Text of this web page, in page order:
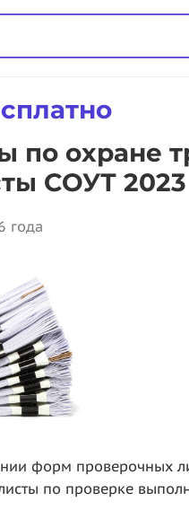
по охране
СОУТ 2023
года
форм проверочных
по проверке